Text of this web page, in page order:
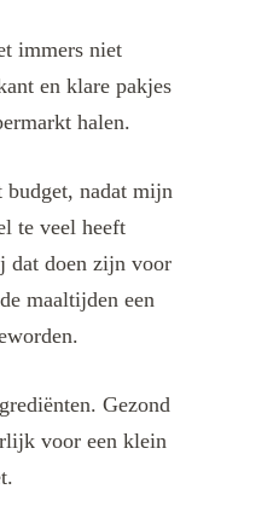
immers niet
en klare pakjes
halen.
nadat mijn
te veel heeft
dat doen zijn voor
maaltijden een
Gezond
voor een klein